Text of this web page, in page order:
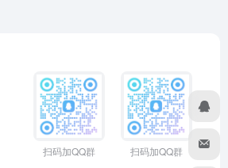
扫码加QQ群 扫码加QQ群